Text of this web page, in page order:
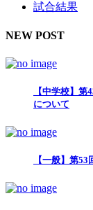
試合結果
NEW POST
【中学校】
について
【一般】第